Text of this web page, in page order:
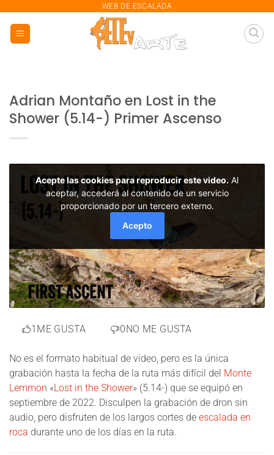
contenido
WEB DE ESCALADA
Adrian Montaño en Lost in the
Shower (5.14-) Primer Ascenso
1 ME GUSTA 0 NO ME GUSTA
No es el formato habitual de video, pero es la única
grabación hasta la fecha de la ruta más difícil del Monte
Lemmon «Lost in the Shower» (5.14-) que se equipó en
septiembre de 2022. Disculpen la grabación de dron sin
audio, pero disfruten de los largos cortes de escalada en
roca durante uno de los días en la ruta.